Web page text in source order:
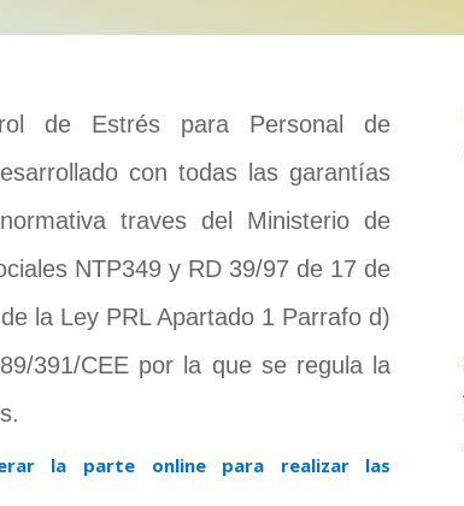
de Estrés para Personal de
con todas las garantías
traves del Ministerio de
NTP349 y RD 39/97 de 17 de
la Ley PRL Apartado 1 Parrafo d)
391/CEE por la que se regula la
la parte online para realizar las